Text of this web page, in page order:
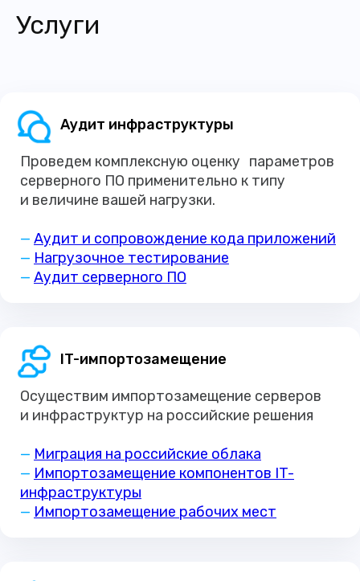
Услуги
Аудит инфраструктуры
Проведем комплексную оценку параметров
серверного ПО применительно к типу
и величине вашей нагрузки.
— Аудит и сопровождение кода приложений
— Нагрузочное тестирование
— Аудит серверного ПО
IT-импортозамещение
Осуществим импортозамещение серверов
и инфраструктур на российские решения
— Миграция на российские облака
— Импортозамещение компонентов IT-
инфраструктуры
— Импортозамещение рабочих мест